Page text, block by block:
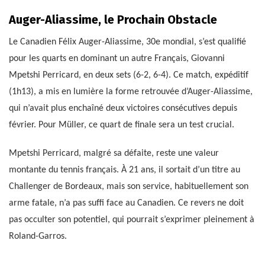
Auger-Aliassime, le Prochain Obstacle
Le Canadien Félix Auger-Aliassime, 30e mondial, s’est qualifié
pour les quarts en dominant un autre Français, Giovanni
Mpetshi Perricard, en deux sets (6-2, 6-4). Ce match, expéditif
(1h13), a mis en lumière la forme retrouvée d’Auger-Aliassime,
qui n’avait plus enchaîné deux victoires consécutives depuis
février. Pour Müller, ce quart de finale sera un test crucial.
Mpetshi Perricard, malgré sa défaite, reste une valeur
montante du tennis français. À 21 ans, il sortait d’un titre au
Challenger de Bordeaux, mais son service, habituellement son
arme fatale, n’a pas suffi face au Canadien. Ce revers ne doit
pas occulter son potentiel, qui pourrait s’exprimer pleinement à
Roland-Garros.